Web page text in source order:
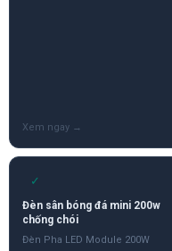
✓
Đèn sân bóng đá mini 200w
chống chói
Đèn Pha LED Module 200W